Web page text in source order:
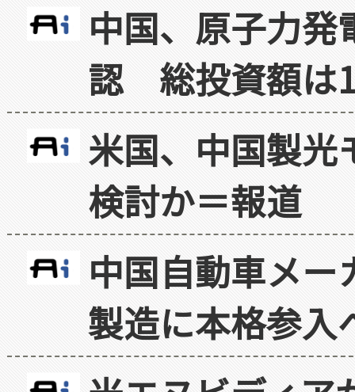
中国、原子力
認 総投資額は
米国、中国製光
検討か＝報道
中国自動車メ
製造に本格参入